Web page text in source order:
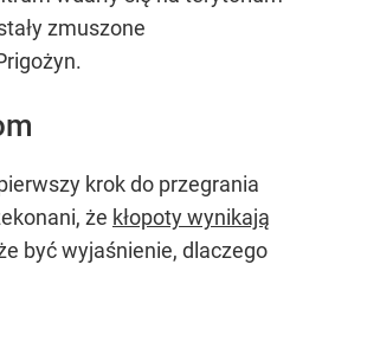
zmuszone
krok do przegrania
że kłopoty wynikają
być wyjaśnienie, dlaczego